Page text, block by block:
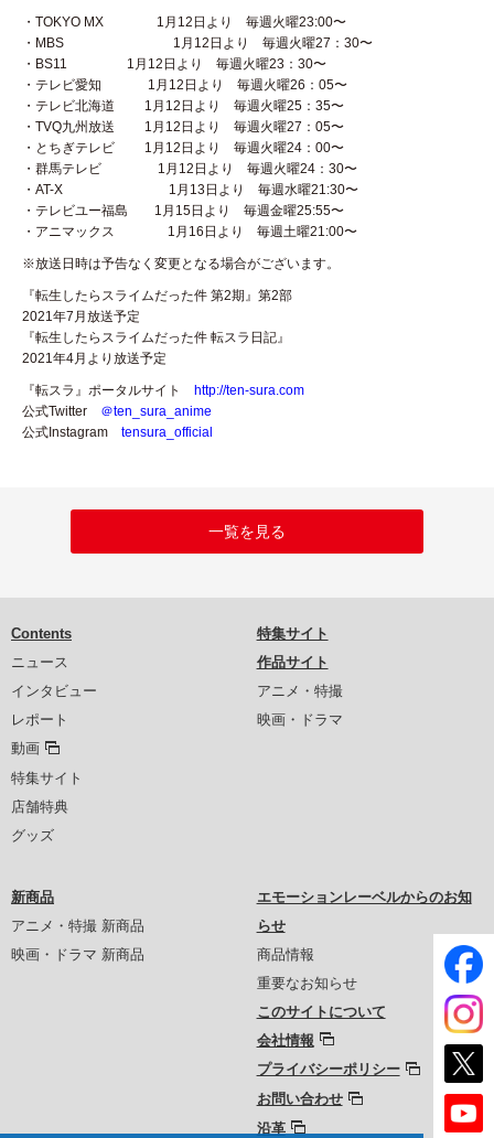
・TOKYO MX 1月12日より 毎週火曜23:00〜
・MBS 1月12日より 毎週火曜27：30〜
・BS11 1月12日より 毎週火曜23：30〜
・テレビ愛知 1月12日より 毎週火曜26：05〜
・テレビ北海道 1月12日より 毎週火曜25：35〜
・TVQ九州放送 1月12日より 毎週火曜27：05〜
・とちぎテレビ 1月12日より 毎週火曜24：00〜
・群馬テレビ 1月12日より 毎週火曜24：30〜
・AT-X 1月13日より 毎週水曜21:30〜
・テレビユー福島 1月15日より 毎週金曜25:55〜
・アニマックス 1月16日より 毎週土曜21:00〜
※放送日時は予告なく変更となる場合がございます。
『転生したらスライムだった件 第2期』第2部
2021年7月放送予定
『転生したらスライムだった件 転スラ日記』
2021年4月より放送予定
『転スラ』ポータルサイト
http://ten-sura.com
公式Twitter ＠ten_sura_anime
公式Instagram tensura_official
一覧を見る
Contents
ニュース
インタビュー
レポート
動画
特集サイト
店舗特典
グッズ
特集サイト
作品サイト
アニメ・特撮
映画・ドラマ
新商品
アニメ・特撮 新商品
映画・ドラマ 新商品
エモーションレーベルからのお知
らせ
商品情報
重要なお知らせ
このサイトについて
会社情報
プライバシーポリシー
お問い合わせ
沿革